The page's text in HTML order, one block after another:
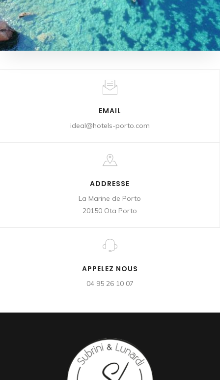
EMAIL
ideal@hotels-porto.com
ADDRESSE
La Marine de Porto
20150 Ota Porto
APPELEZ NOUS
04 95 26 10 07